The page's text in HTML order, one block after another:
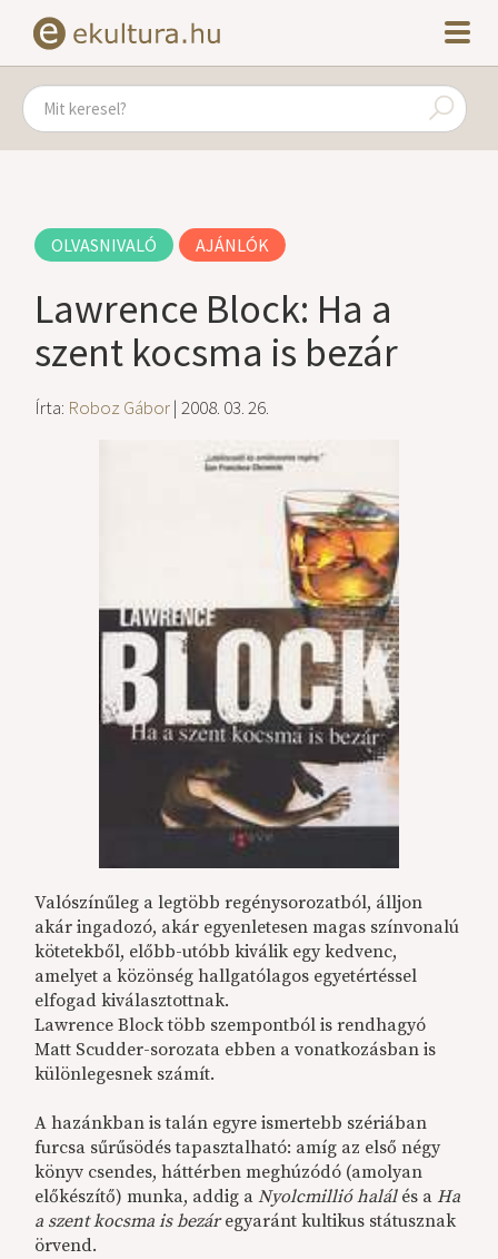
OLVASNIVALÓ AJÁNLÓK
Lawrence Block: Ha a
szent kocsma is bezár
Írta: Roboz Gábor| 2008. 03. 26.
Valószínűleg a legtöbb regénysorozatból, álljon
akár ingadozó, akár egyenletesen magas színvonalú
kötetekből, előbb-utóbb kiválik egy kedvenc,
amelyet a közönség hallgatólagos egyetértéssel
elfogad kiválasztottnak.
Lawrence Block több szempontból is rendhagyó
Matt Scudder-sorozata ebben a vonatkozásban is
különlegesnek számít.
A hazánkban is talán egyre ismertebb szériában
furcsa sűrűsödés tapasztalható: amíg az első négy
könyv csendes, háttérben meghúzódó (amolyan
előkészítő) munka, addig aNyolcmillió halálés aHa
a szent kocsma is bezáregyaránt kultikus státusznak
örvend.